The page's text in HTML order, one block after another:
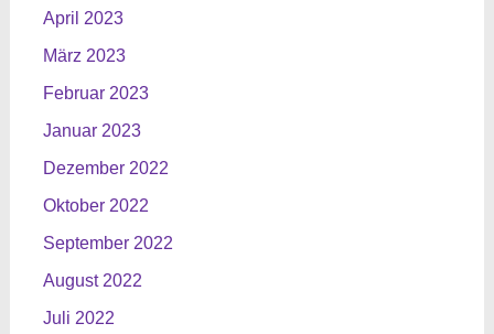
April 2023
März 2023
Februar 2023
Januar 2023
Dezember 2022
Oktober 2022
September 2022
August 2022
Juli 2022